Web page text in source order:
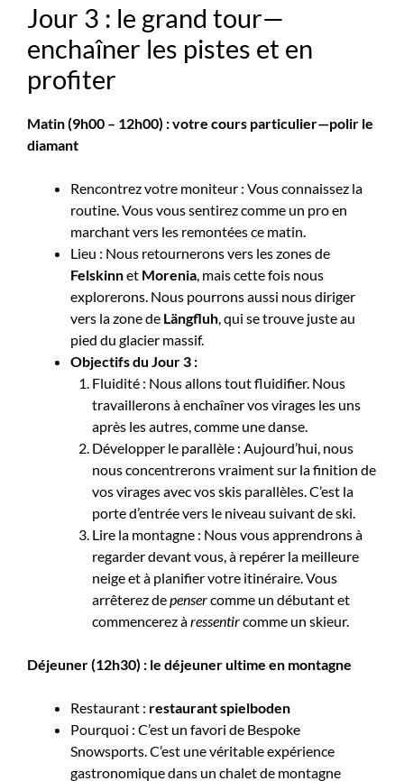
Jour 3 : le grand tour—
enchaîner les pistes et en
profiter
Matin (9h00 – 12h00) : votre cours particulier—polir le
diamant
Rencontrez votre moniteur : Vous connaissez la
routine. Vous vous sentirez comme un pro en
marchant vers les remontées ce matin.
Lieu : Nous retournerons vers les zones de
Felskinnet Morenia , mais cette fois nous
explorerons. Nous pourrons aussi nous diriger
vers la zone de Längfluh , qui se trouve juste au
pied du glacier massif.
Objectifs du Jour 3 :
Fluidité : Nous allons tout fluidifier. Nous
travaillerons à enchaîner vos virages les uns
après les autres, comme une danse.
Développer le parallèle : Aujourd’hui, nous
nous concentrerons vraiment sur la finition de
vos virages avec vos skis parallèles. C’est la
porte d’entrée vers le niveau suivant de ski.
Lire la montagne : Nous vous apprendrons à
regarder devant vous, à repérer la meilleure
neige et à planifier votre itinéraire. Vous
arrêterez depensercomme un débutant et
commencerez àressentircomme un skieur.
Déjeuner (12h30) : le déjeuner ultime en montagne
Restaurant : restaurant spielboden
Pourquoi : C’est un favori de Bespoke
Snowsports. C’est une véritable expérience
gastronomique dans un chalet de montagne